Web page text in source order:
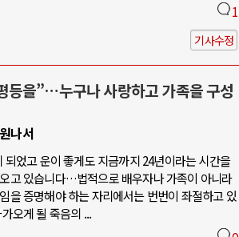
1
기사수정
등을”…누구나 사랑하고 가족을 구성
나서
었고 운이 좋게도 지금까지 24년이라는 시간을
고 있습니다…법적으로 배우자나 가족이 아니라
을 증명해야 하는 자리에서는 번번이 좌절하고 있
오게 될 죽음의 ...